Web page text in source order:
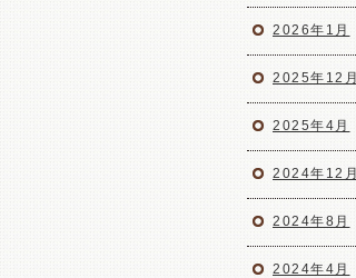
2026年1月
2025年12月
2025年4月
2024年12月
2024年8月
2024年4月